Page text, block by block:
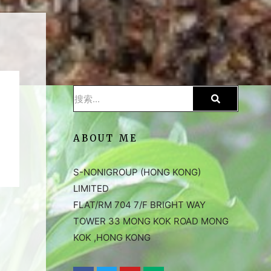
ABOUT ME
S-NONIGROUP (HONG KONG)
LIMITED
FLAT/RM 704 7/F BRIGHT WAY
TOWER 33 MONG KOK ROAD MONG
KOK ,HONG KONG